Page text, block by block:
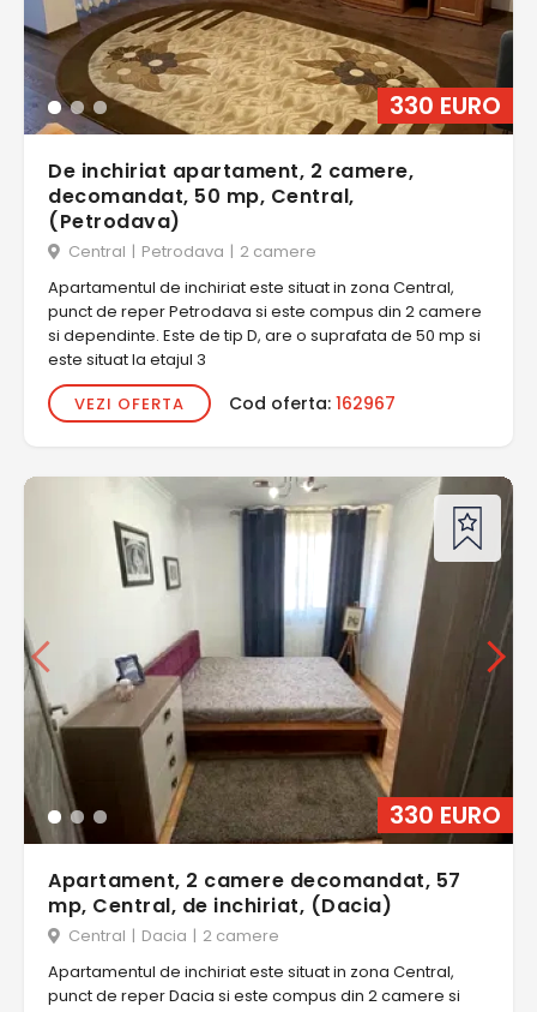
330 EURO
De inchiriat apartament, 2 camere,
decomandat, 50 mp, Central,
(Petrodava)
Central | Petrodava | 2 camere
Apartamentul de inchiriat este situat in zona Central,
punct de reper Petrodava si este compus din 2 camere
si dependinte. Este de tip D, are o suprafata de 50 mp si
este situat la etajul 3
VEZI OFERTA
Cod oferta: 162967
330 EURO
Apartament, 2 camere decomandat, 57
mp, Central, de inchiriat, (Dacia)
Central | Dacia | 2 camere
Apartamentul de inchiriat este situat in zona Central,
punct de reper Dacia si este compus din 2 camere si